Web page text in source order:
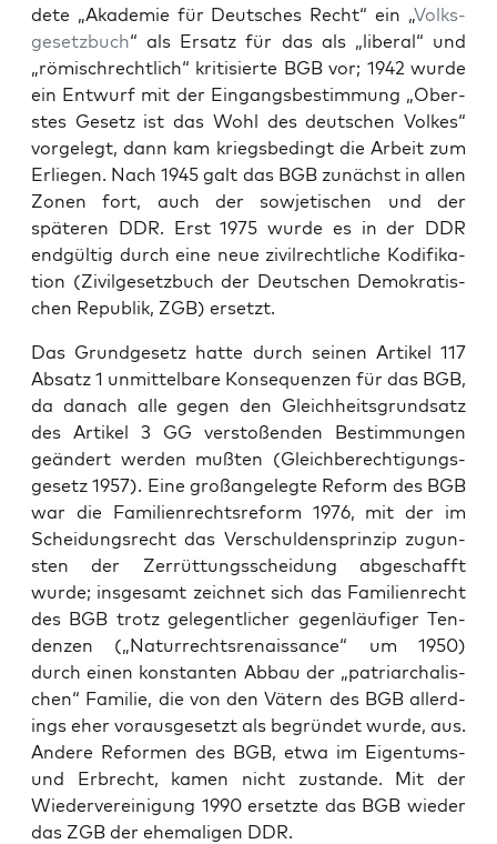
dete „Akademie für Deutsches Recht“ ein „Volks­
ge­set­zbuch“ als Ersatz für das als „lib­er­al“ und
„römis­chrechtlich“ kri­tisierte BGB vor; 1942 wurde
ein Entwurf mit der Ein­gangs­bes­tim­mung „Ober­
stes Gesetz ist das Wohl des deutschen Volkes“
vorgelegt, dann kam kriegs­be­d­ingt die Arbeit zum
Erliegen. Nach 1945 galt das BGB zunächst in allen
Zonen fort, auch der sow­jetis­chen und der
späteren DDR. Erst 1975 wurde es in der DDR
endgültig durch eine neue zivil­rechtliche Kod­i­fika­
tion (Zivilge­set­zbuch der Deutschen Demokratis­
chen Repub­lik, ZGB) erset­zt.
Das Grundge­setz hat­te durch seinen Artikel 117
Absatz 1 unmit­tel­bare Kon­se­quen­zen für das BGB,
da danach alle gegen den Gle­ich­heits­grund­satz
des Artikel 3 GG ver­stoßen­den Bes­tim­mungen
geän­dert wer­den mußten (Gle­ich­berech­ti­gungs­
ge­setz 1957). Eine großan­gelegte Reform des BGB
war die Fam­i­lien­recht­sre­form 1976, mit der im
Schei­dungsrecht das Ver­schulden­sprinzip zugun­
sten der Zer­rüt­tungss­chei­dung abgeschafft
wurde; ins­ge­samt zeich­net sich das Fam­i­lien­recht
des BGB trotz gele­gentlich­er gegen­läu­figer Ten­
den­zen („Natur­recht­sre­nais­sance“ um 1950)
durch einen kon­stan­ten Abbau der „patri­ar­chalis­
chen“ Fam­i­lie, die von den Vätern des BGB allerd­
ings eher voraus­ge­set­zt als begrün­det wurde, aus.
Andere Refor­men des BGB, etwa im Eigen­tums-
und Erbrecht, kamen nicht zus­tande. Mit der
Wiedervere­ini­gung 1990 erset­zte das BGB wieder
das ZGB der ehe­ma­li­gen DDR.